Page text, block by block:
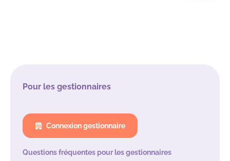
Pour les gestionnaires
Connexion gestionnaire
Questions fréquentes pour les gestionnaires